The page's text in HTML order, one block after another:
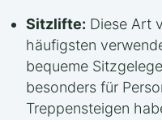
Sitzlifte: Diese Art
häufigsten
bequeme
besonders für
Treppensteigen